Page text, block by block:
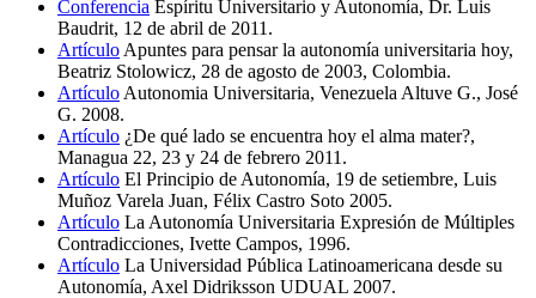
Conferencia Espíritu Universitario y Autonomía, Dr. Luis
Baudrit, 12 de abril de 2011.
Artículo Apuntes para pensar la autonomía universitaria hoy,
Beatriz Stolowicz, 28 de agosto de 2003, Colombia.
Artículo Autonomia Universitaria, Venezuela Altuve G., José
G. 2008.
Artículo ¿De qué lado se encuentra hoy el alma mater?,
Managua 22, 23 y 24 de febrero 2011.
Artículo El Principio de Autonomía, 19 de setiembre, Luis
Muñoz Varela Juan, Félix Castro Soto 2005.
Artículo La Autonomía Universitaria Expresión de Múltiples
Contradicciones, Ivette Campos, 1996.
Artículo La Universidad Pública Latinoamericana desde su
Autonomía, Axel Didriksson UDUAL 2007.